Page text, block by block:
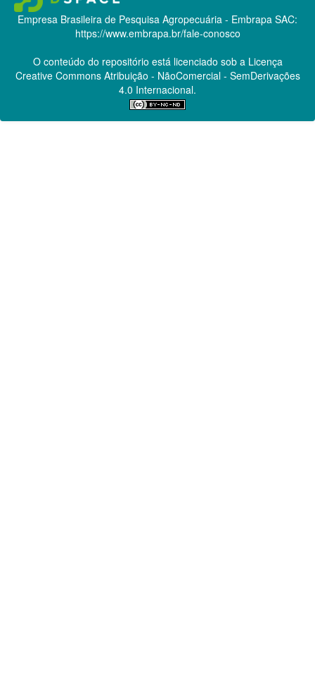
Empresa Brasileira de Pesquisa Agropecuária - Embrapa SAC:
https://www.embrapa.br/fale-conosco
O conteúdo do repositório está licenciado sob a Licença
Creative CommonsAtribuição - NãoComercial - SemDerivações
4.0 Internacional.